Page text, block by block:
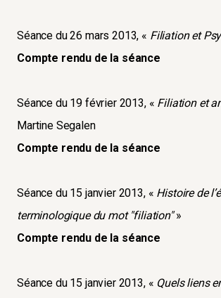
Séance du 26 mars 2013, « Filiation et
Compte rendu de la séance
Séance du 19 février 2013, « Filiation et
Martine Segalen
Compte rendu de la séance
Séance du 15 janvier 2013, « Histoire de
terminologique du mot "filiation"»
Compte rendu de la séance
Séance du 15 janvier 2013, « Quels liens